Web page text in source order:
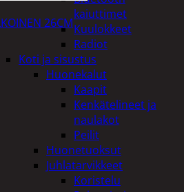
kaiuttimet
Kuulokkeet
Radiot
Koti ja sisustus
Huonekalut
Kaapit
Kenkätelineet ja
naulakot
Peilit
Huonetuoksut
Juhlatarvikkeet
Koristelu
26CM